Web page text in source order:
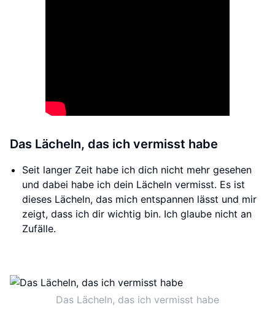
Das Lächeln, das ich vermisst habe
Seit langer Zeit habe ich dich nicht mehr gesehen
und dabei habe ich dein Lächeln vermisst. Es ist
dieses Lächeln, das mich entspannen lässt und mir
zeigt, dass ich dir wichtig bin. Ich glaube nicht an
Zufälle.
Das Lächeln, das ich vermisst habe